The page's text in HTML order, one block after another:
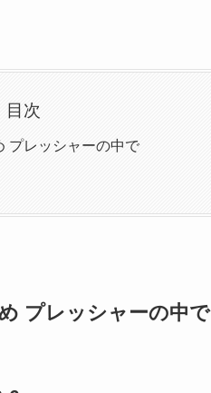
目次
プレッシャーの中で
プレッシャーの中で